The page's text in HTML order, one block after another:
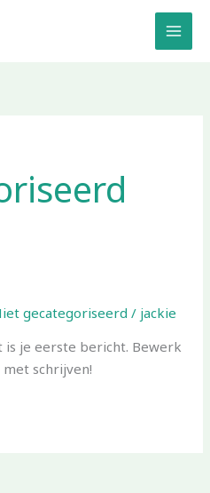
gecategoriseerd / jackie
is je eerste bericht. Bewerk
schrijven!